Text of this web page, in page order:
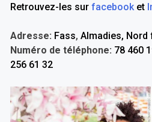
Retrouvez-les sur facebook et
Adresse: Fass, Almadies, Nord
Numéro de téléphone: 78 460
256 61 32